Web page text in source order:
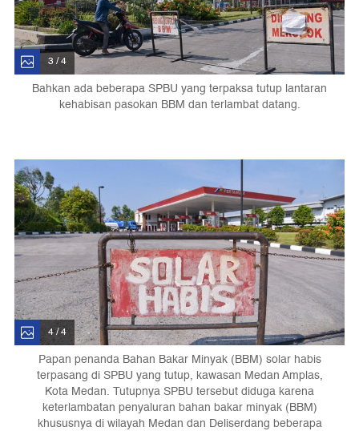
3 / 4
Bahkan ada beberapa SPBU yang terpaksa tutup lantaran
kehabisan pasokan BBM dan terlambat datang.
4 / 4
Papan penanda Bahan Bakar Minyak (BBM) solar habis
terpasang di SPBU yang tutup, kawasan Medan Amplas,
Kota Medan. Tutupnya SPBU tersebut diduga karena
keterlambatan penyaluran bahan bakar minyak (BBM)
khususnya di wilayah Medan dan Deliserdang beberapa